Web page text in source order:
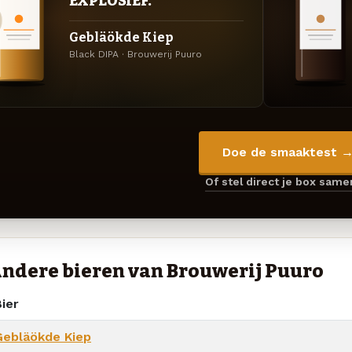
Gebläökde Kiep
Black DIPA · Brouwerij Puuro
Doe de smaaktest →
Of stel direct je box
bieren van Brouwerij Puuro
Kiep